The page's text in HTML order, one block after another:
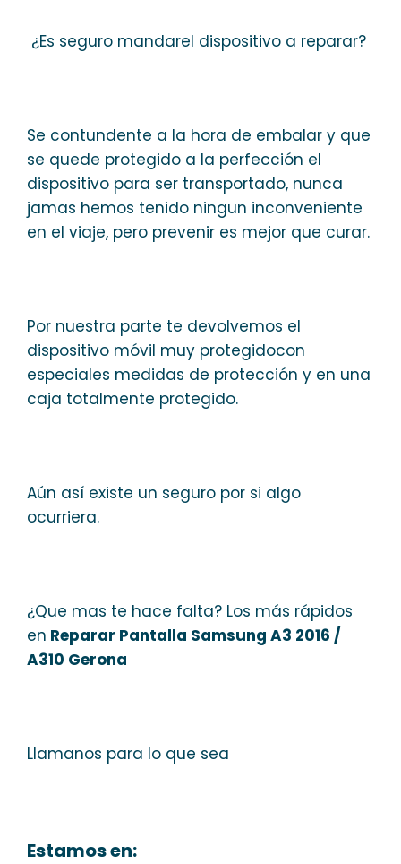
¿Es seguro mandarel dispositivo a reparar?
Se contundente a la hora de embalar y que
se quede protegido a la perfección el
dispositivo para ser transportado, nunca
jamas hemos tenido ningun inconveniente
en el viaje, pero prevenir es mejor que curar.
Por nuestra parte te devolvemos el
dispositivo móvil muy protegidocon
especiales medidas de protección y en una
caja totalmente protegido.
Aún así existe un seguro por si algo
ocurriera.
¿Que mas te hace falta? Los más rápidos
en Reparar Pantalla Samsung A3 2016 /
A310 Gerona
Llamanos para lo que sea
Estamos en: